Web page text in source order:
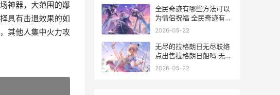
神器，大范围的爆
具有击退效果的如
其他人集中火力攻
全民奇迹有哪些方法可以
为情侣祝福 全民奇迹有哪
些宠物
2026-05-22
无尽的拉格朗日无尽联络
点出售拉格朗日船吗 无尽
的拉格朗日云游戏
2026-05-22